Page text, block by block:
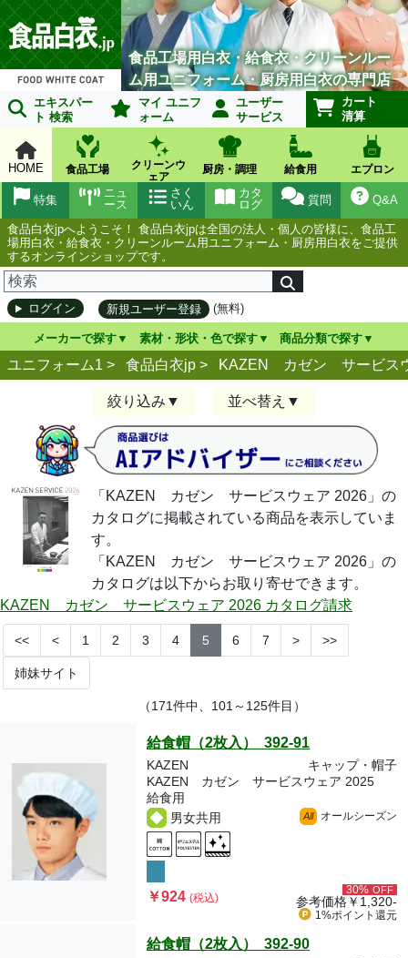
食品工場用白衣・給食衣・クリーンルー
ム用ユニフォーム・厨房用白衣の専門店
エキスパー
ト 検索
マイ ユニフ
ォーム
ユーザー
サービス
カート
清算
HOME 食品工場
クリーンウ
ェア
厨房・調理 給食用 エプロン
Q&A
質問
カタ
ログ
さく
いん
ニュ
ース
特集
食品白衣jpへようこそ！ 食品白衣jpは全国の法人・個人の皆様に、食品工
場用白衣・給食衣・クリーンルーム用ユニフォーム・厨房用白衣をご提供
するオンラインショップです。
ログイン 新規ユーザー登録 (無料)
メーカーで探す 素材・形状・色で探す 商品分類で探す
ユニフォーム1 > 食品白衣jp > KAZEN カゼン サービス
絞り込み 並べ替え
「KAZEN カゼン サービスウェア 2026」の
カタログに掲載されている商品を表示していま
す。
「KAZEN カゼン サービスウェア 2026」の
カタログは以下からお取り寄せできます。
KAZEN カゼン サービスウェア 2026 カタログ請求
<< < 1 2 3 4 5 6 7 > >>
姉妹サイト
（171件中、101～125件目）
給食帽（2枚入） 392-91
KAZEN
キャップ・帽子
KAZEN カゼン サービスウェア 2025
給食用
男女共用
All オールシーズン
￥924(税込)
30% OFF
参考価格￥1,320-
1%ポイント 還元
給食帽（2枚入） 392-90